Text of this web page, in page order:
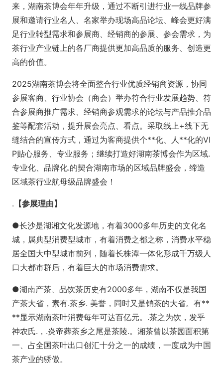
来，湖南茶博会年年升级，通过不断引进行业一线品牌参
展和邀请行业名人、名家举办现场高品论坛、峰会更好满
足行业转型需求和参展商、经销商的参展、参会需求，为
茶行业产业链上的各厂商提供更加高品质的服务、创造更
高的价值。
2025湖南茶博会将全面整合行业优质经销商资源，协同
参展客商、行业协会（商会）举办符合行业发展趋势、符
合参展商推广需求、经销商参观需求的论坛与产品推介品
鉴等配套活动，提升展会亮点、看点。采取线上+线下无
缝结合的宣传方式，通过为客商提供个**化、人**化的VI
P贴心服务、专业服务；继续打造好湖南茶博会作为区域.
专业化、品牌化.的契合湖南市场的区域品牌盛会，缔造
区域茶行业航母级品牌盛会！
. 【参展理由】
●长沙是湖湘文化发源地，有着3000多年历史的文化名
城，属典型消费型城市，有着消费之都之称，消费水平稳
居全国大中型城市前列，随着长株潭一体化形成千万级人
口大都市群后，有着巨大的市场消费需求。
●湖南产茶、品饮茶历史有2000多年，湖南不仅是我国
产茶大省，素有.茶乡. 美誉，同时又是销茶的大省。有**
**显示湖南茶叶消费每年可达百亿元。.茶之为饮，发乎
神农氏.，.炎帝葬茶乡之尾是茶陵.。湘茶曾以茶园面积第
一、占全国茶叶出口创汇十分之一的成绩，一度成为中国
茶产业的骄傲。